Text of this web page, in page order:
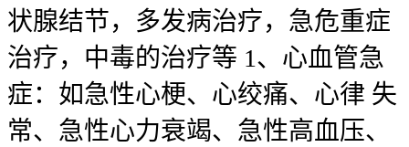
状腺结节，多发病治疗，急危重症
治疗，中毒的治疗等 1、心血管急
症：如急性心梗、心绞痛、心律 失
常、急性心力衰竭、急性高血压、